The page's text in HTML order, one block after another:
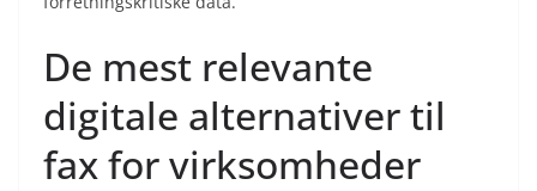
De mest relevante
digitale alternativer til
fax for virksomheder